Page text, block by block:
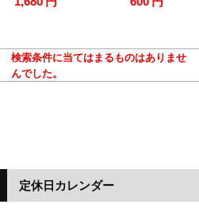
検索条件に当てはまるものはありませ
んでした。
定休日カレンダー